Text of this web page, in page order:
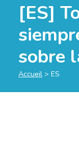
[ES]
sobre
Accueil > ES